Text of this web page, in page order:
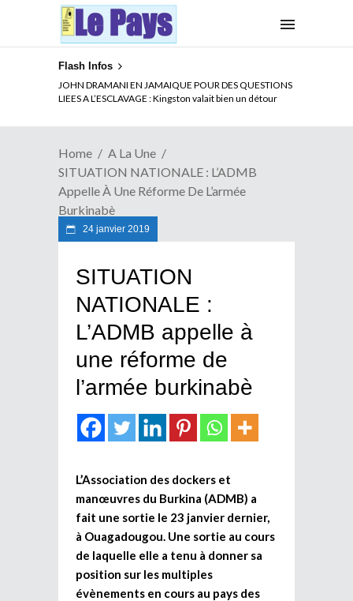
Flash Infos
JOHN DRAMANI EN JAMAIQUE POUR DES QUESTIONS
LIEES A L’ESCLAVAGE : Kingston valait bien un détour
Home
A La Une
SITUATION NATIONALE : L’ADMB
Appelle À Une Réforme De L’armée
Burkinabè
24 janvier 2019
SITUATION
NATIONALE :
L’ADMB appelle à
une réforme de
l’armée burkinabè
L’Association des dockers et
manœuvres du Burkina (ADMB) a
fait une sortie le 23 janvier dernier,
à Ouagadougou. Une sortie au cours
de laquelle elle a tenu à donner sa
position sur les multiples
évènements en cours au pays des